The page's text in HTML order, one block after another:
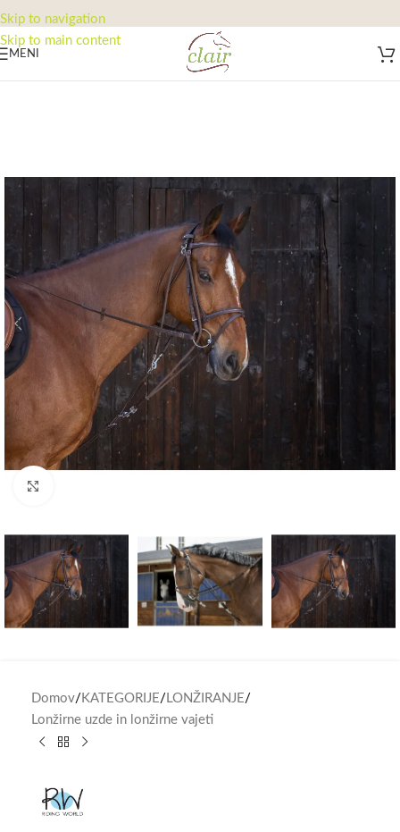
Skip to navigation
Skip to main content
MENI
Domov/ KATEGORIJE/ LONŽIRANJE/
Lonžirne uzde in lonžirne vajeti